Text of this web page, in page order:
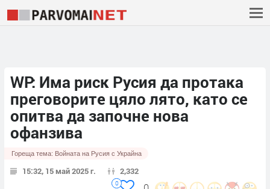
WP: Има риск Русия да протака
преговорите цяло лято, като се
опитва да започне нова
офанзива
Гореща тема: Войната на Русия с Украйна
15:32, 15 май 2025 г. 2,332
0